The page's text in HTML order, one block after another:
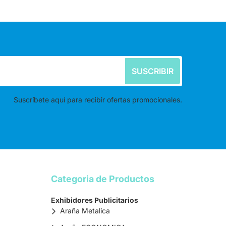
SUSCRIBIR
Suscríbete aquí para recibir ofertas promocionales.
Categoria de Productos
Exhibidores Publicitarios
Araña Metalica